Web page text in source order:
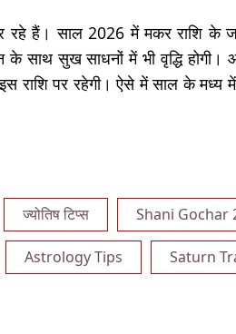
रहे हैं। साल 2026 में मकर राशि के
साथ सुख साधनों में भी वृद्धि होगी।
राशि पर रहेगी। ऐसे में साल के मध्य
ज्योतिष टिप्स Shani Gochar
Astrology Tips Saturn